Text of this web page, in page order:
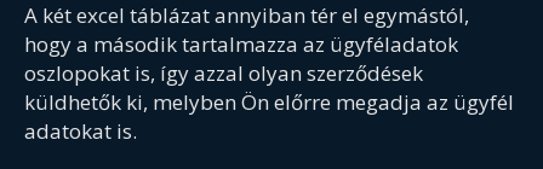
A két excel táblázat annyiban tér el egymástól,
hogy a második tartalmazza az ügyféladatok
oszlopokat is, így azzal olyan szerződések
küldhetők ki, melyben Ön előrre megadja az ügyfél
adatokat is.